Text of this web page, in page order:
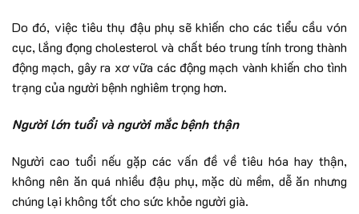
Do đó, việc tiêu thụ đậu phụ sẽ khiến cho các tiểu cầu vón
cục, lắng đọng cholesterol và chất béo trung tính trong thành
động mạch, gây ra xơ vữa các động mạch vành khiến cho tình
trạng của người bệnh nghiêm trọng hơn.
Người lớn tuổi và người mắc bệnh thận
Người cao tuổi nếu gặp các vấn đề về tiêu hóa hay thận,
không nên ăn quá nhiều đậu phụ, mặc dù mềm, dễ ăn nhưng
chúng lại không tốt cho sức khỏe người già.